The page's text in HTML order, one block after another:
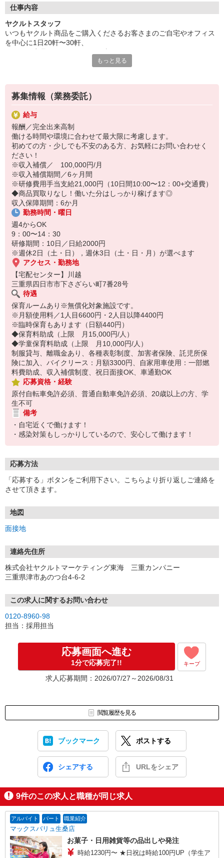
そんな方のために！
一般の保育園に子どもを預けている方をバックアップ◎
頑張って働いた収入の中から、
少しでも家計の足しに、ママのお小遣いに♪ を応援します！
◆家庭と両立可能な短時間勤務
など、働くママの多いヤクルトならではの
充実した環境を整え、
仕事×育児のお悩みをスッキリ解決に導きます☆
仕事内容
ヤクルトスタッフ
いつもヤクルト商品をご購入くださるお客さまのご自宅やオフィス
を中心に1日20軒〜30軒、
商品を通じてお客さまとふれあう楽しさ、健康的な生活にお役立ち
す！
〜ヤクルトスタッフの1日〜
2児の母として仕事と家庭の両立をしているHさん。
実際のワークスタイルを、一例としてご紹介いたします！
※時間は地域によって異なります。
8:10 保育所にお子さまをお預け
8:20 宅配センターに到着、お届けの準備
8:30 朝礼が終わったら出発
13:00 お届け修了、翌日準備、集計作業
14:30お仕事修了
保育所にお子さまを迎えに行って帰宅
☆ココがPoint☆
・職場の近くに保育所（保育園、幼稚園、託児所）があるから、送
り迎えの時間の心配がいりません！
・保育料補助制度があります！
・家事・夕食の支度なども余裕をもってできます！
もっと見る
募集情報（業務委託）
給与
報酬／完全出来高制
働ける時間や環境に合わせて最大限に考慮します。
初めての方・少しでも不安のある方、お気軽にお問い合わせく
ださい！
※収入補償／ 100,000円/月
※収入補償期間／6ヶ月間
※研修費用手当支給21,000円（10日間10:00〜12：00+交通費）
◆商品買取りなし！働いた分はしっかり稼げます◎
収入保障期間：6か月
勤務時間・曜日
週4からOK
9：00〜14：30
研修期間：10日／日給2000円
※週休2日（土・日），週休3日（土・日・月）が選べます
アクセス・勤務地
【宅配センター】川越
三重県四日市市下さざらい町7番28号
待遇
保育ルームあり※無償化対象施設です。
※月額使用料／1人目6600円・2人目以降4400円
※臨時保育もあります（日額440円）
◆保育料助成（上限 月15,000円/人）
◆学童保育料助成（上限 月10,000円/人）
制服貸与、離職金あり、各種表彰制度、加害者保険、託児所保
険に加入、バイクリース：月額3300円、自家用車使用：一部燃
料費助成、収入補償制度、祝日面接OK、車通勤OK
応募資格・経験
原付自転車免許必須、普通自動車免許必須、20歳以上の方、学
生不可
備考
・自宅近くで働けます！
・感染対策もしっかりしているので、安心して働けます！
応募方法
「応募する」ボタンをご利用下さい。こちらより折り返しご連絡を
させて頂きます。
地図
面接地
連絡先住所
株式会社ヤクルトマーケティング東海 三重カンパニー
三重県津市あのつ台4-6-2
この求人に関するお問い合わせ
0120-8960-98
担当：採用担当
応募画面へ進む
1分で応募完了!! キープ
求人応募期間：2026/07/27～2026/08/31
閲覧履歴を見る
ブックマーク ポストする
シェアする URLをシェア
9件のこの求人と職種が同じ求人
アルバイト パート 職業紹介
マックスバリュ生桑店
お菓子・日用雑貨等の品出しや発注
時給1230円〜 ★日祝は時給100円UP（学生ア